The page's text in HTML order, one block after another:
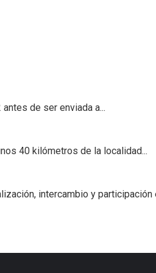
de ser enviada a...
40 kilómetros de la localidad...
intercambio y participación